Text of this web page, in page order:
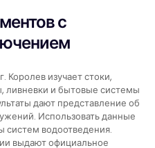
с
Королев изучает стоки,
ливневки и бытовые системы
дают представление об
Использовать данные
систем водоотведения.
выдают официальное